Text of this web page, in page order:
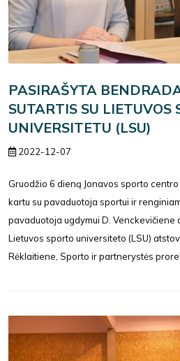
PASIRAŠYTA
SUTARTIS SU LIETUVOS
UNIVERSITETU (LSU)
2022-12-07
Gruodžio 6 dieną Jonavos sporto
kartu su pavaduotoja sportui ir
pavaduotoja ugdymui D. Venckevičiene
Lietuvos sporto universiteto (LSU)
Rėklaitiene, Sporto ir partnerystės